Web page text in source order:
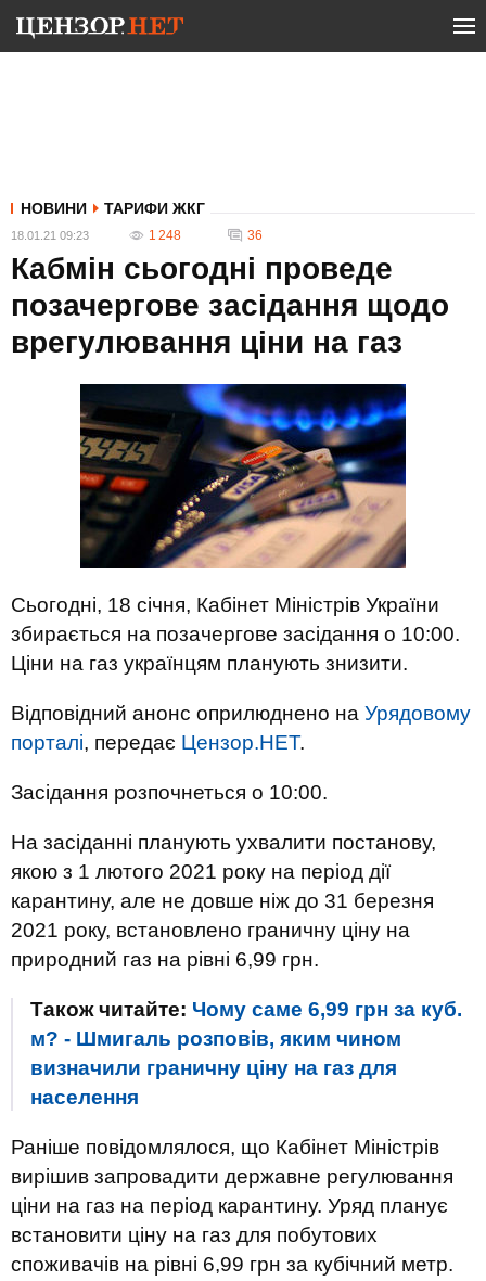
НОВИНИ ТАРИФИ ЖКГ
18.01.21 09:23 1 248 36
Кабмін сьогодні проведе
позачергове засідання щодо
врегулювання ціни на газ
Сьогодні, 18 січня, Кабінет Міністрів України
збирається на позачергове засідання о 10:00.
Ціни на газ українцям планують знизити.
Відповідний анонс оприлюднено на Урядовому
порталі, передає Цензор.НЕТ.
Засідання розпочнеться о 10:00.
На засіданні планують ухвалити постанову,
якою з 1 лютого 2021 року на період дії
карантину, але не довше ніж до 31 березня
2021 року, встановлено ​​граничну ціну на
природний газ на рівні 6,99 грн.
Також читайте: Чому саме 6,99 грн за куб.
м? - Шмигаль розповів, яким чином
визначили граничну ціну на газ для
населення
Раніше повідомлялося, що Кабінет Міністрів
вирішив запровадити державне регулювання
ціни на газ на період карантину. Уряд планує
встановити ціну на газ для побутових
споживачів на рівні 6,99 грн за кубічний метр.